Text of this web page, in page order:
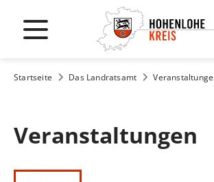
Startseite Das Landratsamt
Veranstaltungen